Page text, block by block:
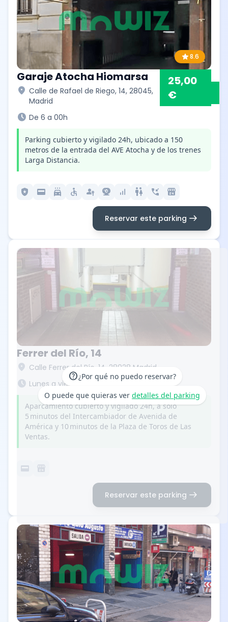
star8.6
Garaje Atocha Hiomarsa
location_on Calle de Rafael de Riego, 14, 28045,
Madrid
25,00
€
schedule De 6 a 00h
Parking cubierto y vigilado 24h, ubicado a 150
metros de la entrada del AVE Atocha y de los trenes
Larga Distancia.
local_police credit_card local_car_wash accessible passkey camera_video signal_cellular_alt wc phone_callback local_convenience_store
Reservar este parking arrow_right_alt
help¿Por qué no puedo reservar?
O puede que quieras ver detalles del parking
Ferrer del Río, 14
location_on Calle Ferrer del Río, 14. 28028 Madrid
schedule Lunes a viernes de 7:00h a 22:30h.
Aparcamiento cubierto y vigilado 24h, a solo
5 minutos del Intercambiador de Avenida de
América y 10 minutos de la Plaza de Toros de Las
Ventas.
credit_card local_convenience_store
Reservar este parking arrow_right_alt